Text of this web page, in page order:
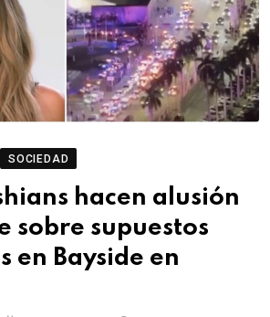
SOCIEDAD
hacen alusión
sobre supuestos
en Bayside en